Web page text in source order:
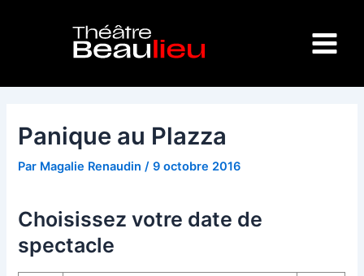
Menu
Panique au Plazza
Par Magalie Renaudin/9 octobre 2016
Choisissez votre date de
spectacle